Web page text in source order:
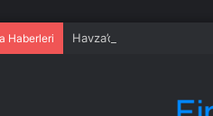
Haberleri Havza’da Sel Sonrası